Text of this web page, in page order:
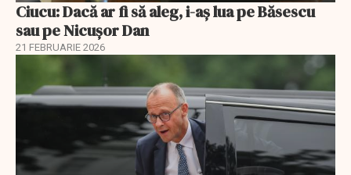
Ciucu: Dacă ar fi să aleg, i-aș lua pe Băsescu
sau pe Nicușor Dan
21 FEBRUARIE 2026